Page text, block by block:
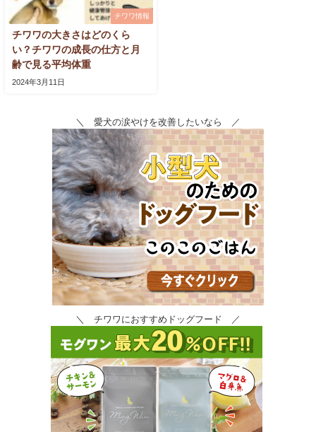
チワワ情報
チワワの大きさはどのくら
い？チワワの成長の仕方と月
齢で見る平均体重
2024年3月11日
＼ 愛犬の涙やけを改善したいなら ／
＼ チワワにおすすめドッグフード ／